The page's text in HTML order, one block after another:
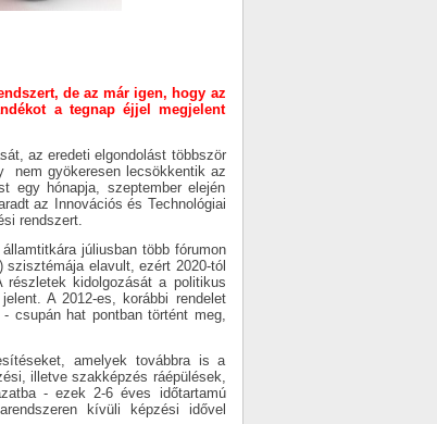
de az már igen, hogy az
a tegnap éjjel megjelent
az eredeti elgondolást többször
nem gyökeresen lecsökkentik az
egy hónapja, szeptember elején
az Innovációs és Technológiai
rendszert.
júliusban több fórumon
elavult, ezért 2020-tól
kidolgozását a politikus
A 2012-es, korábbi rendelet
csupán hat pontban történt meg,
amelyek továbbra is a
illetve szakképzés ráépülések,
- ezek 2-6 éves időtartamú
kívüli képzési idővel